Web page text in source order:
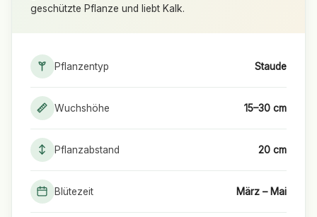
geschützte Pflanze und liebt Kalk.
Pflanzentyp Staude
Wuchshöhe 15–30 cm
Pflanzabstand 20 cm
Blütezeit März – Mai